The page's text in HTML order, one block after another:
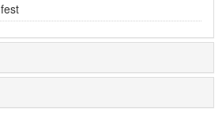
fest